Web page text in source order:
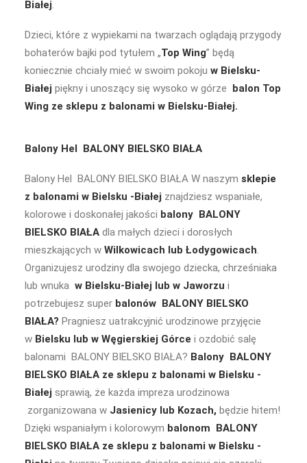
Białej.
Dzieci, które z wypiekami na twarzach oglądają przygody
bohaterów bajki pod tytułem „Top Wing” będą
koniecznie chciały mieć w swoim pokoju w Bielsku-
Białej piękny i unoszący się wysoko w górze balon Top
Wing ze sklepu z balonami w Bielsku-Białej.
Balony Hel BALONY BIELSKO BIAŁA
Balony Hel BALONY BIELSKO BIAŁA W naszym sklepie
z balonami w Bielsku -Białej znajdziesz wspaniałe,
kolorowe i doskonałej jakości balony BALONY
BIELSKO BIAŁA dla małych dzieci i dorosłych
mieszkających w Wilkowicach lub Łodygowicach.
Organizujesz urodziny dla swojego dziecka, chrześniaka
lub wnuka w Bielsku-Białej lub w Jaworzu i
potrzebujesz super balonów BALONY BIELSKO
BIAŁA? Pragniesz uatrakcyjnić urodzinowe przyjęcie
w Bielsku lub w Węgierskiej Górce i ozdobić salę
balonami BALONY BIELSKO BIAŁA? Balony BALONY
BIELSKO BIAŁA ze sklepu z balonami w Bielsku -
Białej sprawią, że każda impreza urodzinowa
zorganizowana w Jasienicy lub Kozach, będzie hitem!
Dzięki wspaniałym i kolorowym balonom BALONY
BIELSKO BIAŁA ze sklepu z balonami w Bielsku -